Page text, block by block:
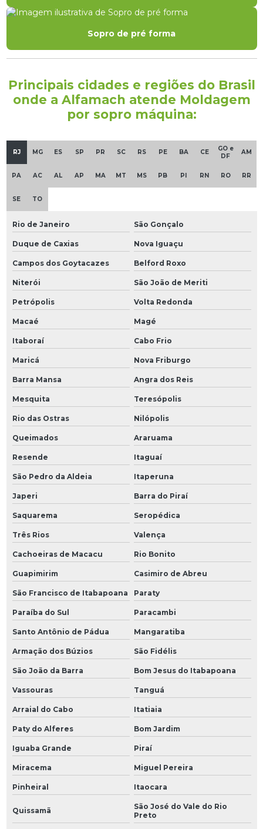
Sopro de pré forma
Principais cidades e regiões do Brasil
onde a Alfamach atende Moldagem
por sopro máquina:
RJ MG ES SP PR SC RS PE BA CE
GO e
DF
AM
PA AC AL AP MA MT MS PB PI RN RO RR
SE TO
Rio de Janeiro São Gonçalo
Duque de Caxias Nova Iguaçu
Campos dos Goytacazes Belford Roxo
Niterói São João de Meriti
Petrópolis Volta Redonda
Macaé Magé
Itaboraí Cabo Frio
Maricá Nova Friburgo
Barra Mansa Angra dos Reis
Mesquita Teresópolis
Rio das Ostras Nilópolis
Queimados Araruama
Resende Itaguaí
São Pedro da Aldeia Itaperuna
Japeri Barra do Piraí
Saquarema Seropédica
Três Rios Valença
Cachoeiras de Macacu Rio Bonito
Guapimirim Casimiro de Abreu
São Francisco de Itabapoana Paraty
Paraíba do Sul Paracambi
Santo Antônio de Pádua Mangaratiba
Armação dos Búzios São Fidélis
São João da Barra Bom Jesus do Itabapoana
Vassouras Tanguá
Arraial do Cabo Itatiaia
Paty do Alferes Bom Jardim
Iguaba Grande Piraí
Miracema Miguel Pereira
Pinheiral Itaocara
Quissamã
São José do Vale do Rio
Preto